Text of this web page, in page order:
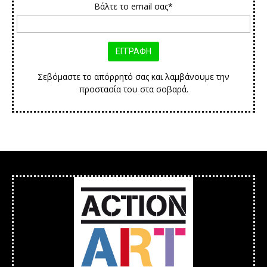
Βάλτε το email σας*
Σεβόμαστε το απόρρητό σας και λαμβάνουμε την
προστασία του στα σοβαρά.